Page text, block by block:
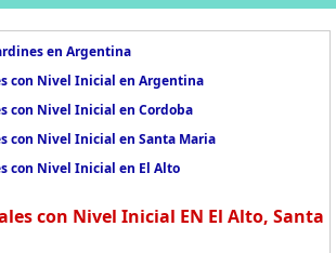
en Argentina
con Nivel Inicial en Argentina
con Nivel Inicial en Cordoba
con Nivel Inicial en Santa Maria
con Nivel Inicial en El Alto
con Nivel Inicial EN El Alto, Santa